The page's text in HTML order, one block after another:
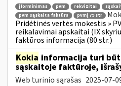
įforminimas pvm rekvizitai
pvm sąskaita faktūra
pvmį 79 str
Pridėtinės vertės mokestis »
reikalavimai apskaitai (IX
faktūros informacija (80 str.)
Kokia informacija turi
sąskaitoje faktūroje,
Web turinio sąrašas 2025-07-